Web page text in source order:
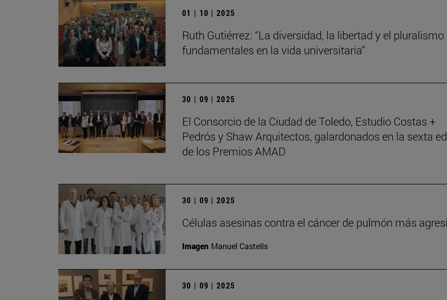
01 | 10 | 2025
Ruth Gutiérrez: “La diversidad, la libertad y el
fundamentales en la vida universitaria”
30 | 09 | 2025
El Consorcio de la Ciudad de Toledo, Estudio Costas +
Pedrós y Shaw Arquitectos, galardonados en la sexta
de los Premios AMAD
30 | 09 | 2025
Células asesinas contra el cáncer de pulmón más
Imagen Manuel Castells
30 | 09 | 2025